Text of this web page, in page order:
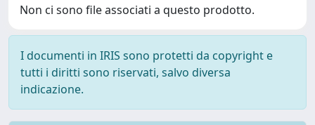
Non ci sono file associati a questo prodotto.
I documenti in IRIS sono protetti da copyright e
tutti i diritti sono riservati, salvo diversa
indicazione.